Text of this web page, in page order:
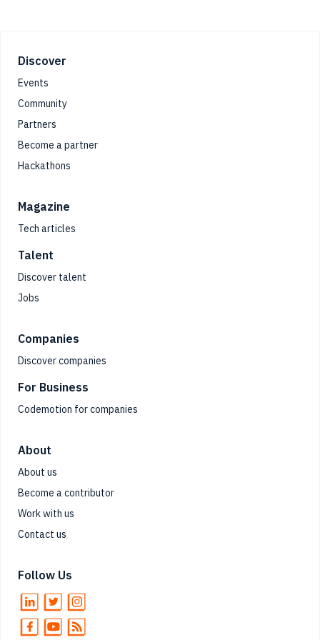
Footer
Discover
Events
Community
Partners
Become a partner
Hackathons
Magazine
Tech articles
Talent
Discover talent
Jobs
Companies
Discover companies
For Business
Codemotion for companies
About
About us
Become a contributor
Work with us
Contact us
Follow Us